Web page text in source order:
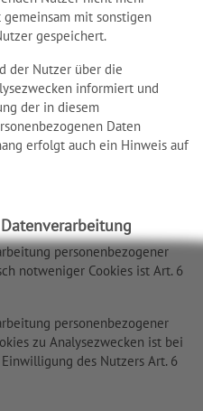
mit sonstigen
gespeichert.
der Nutzer über die
informiert und
der in diesem
Daten
erfolgt auch ein Hinweis auf
personenbezogener
notweniger Cookies ist Art. 6
personenbezogener
zu Analysezwecken ist bei
des Nutzers Art. 6